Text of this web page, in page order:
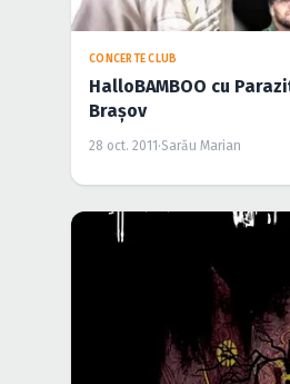
CONCERTE CLUB
HalloBAMBOO cu
Braşov
28 oct. 2011 ·Sarău Marian